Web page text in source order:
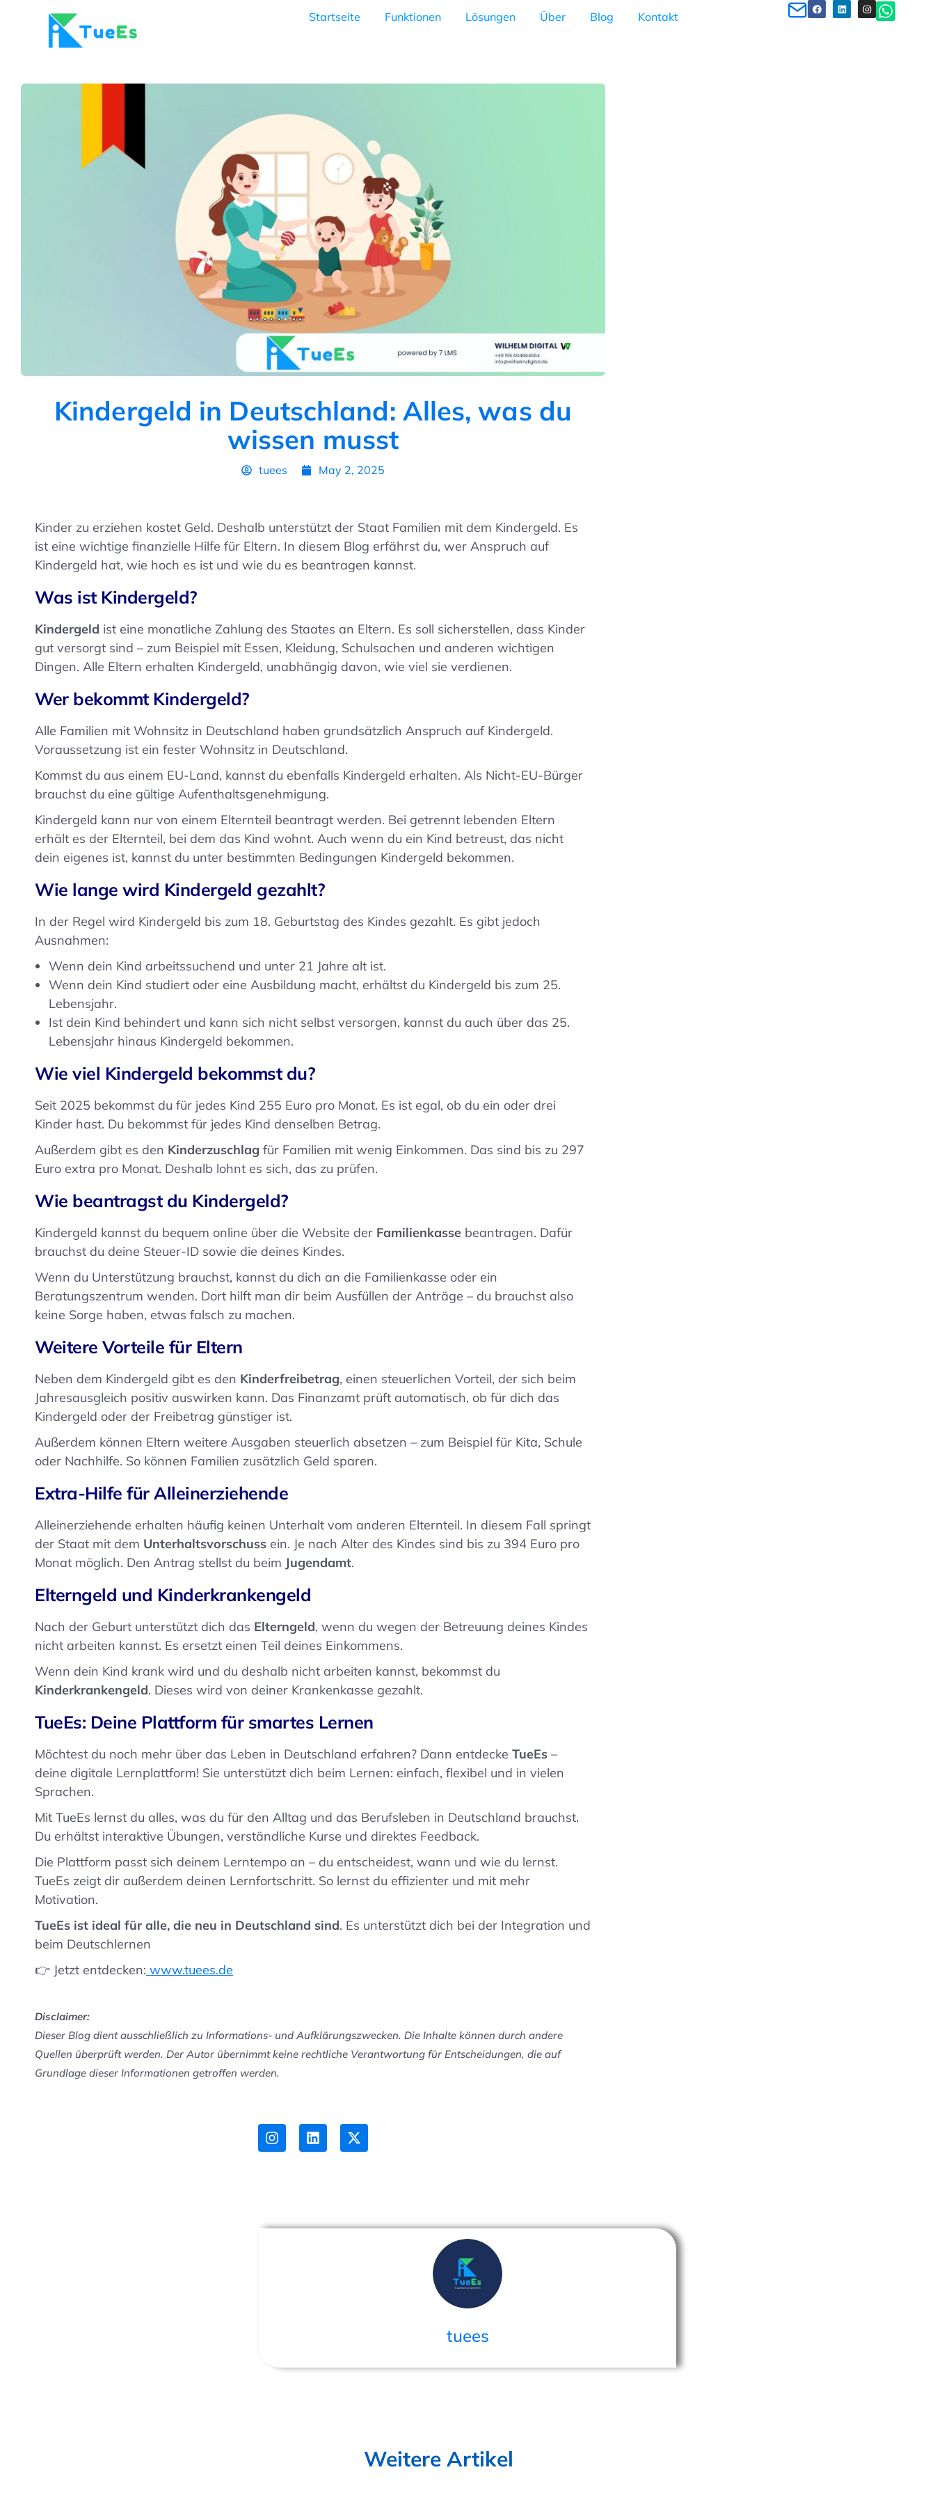
Startseite Funktionen Lösungen Über Blog Kontakt
Kindergeld in Deutschland: Alles, was du
wissen musst
tuees May 2, 2025
Kinder zu erziehen kostet Geld. Deshalb unterstützt der Staat Familien mit dem Kindergeld. Es
ist eine wichtige finanzielle Hilfe für Eltern. In diesem Blog erfährst du, wer Anspruch auf
Kindergeld hat, wie hoch es ist und wie du es beantragen kannst.
Was ist Kindergeld?
Kindergeld ist eine monatliche Zahlung des Staates an Eltern. Es soll sicherstellen, dass Kinder
gut versorgt sind – zum Beispiel mit Essen, Kleidung, Schulsachen und anderen wichtigen
Dingen. Alle Eltern erhalten Kindergeld, unabhängig davon, wie viel sie verdienen.
Wer bekommt Kindergeld?
Alle Familien mit Wohnsitz in Deutschland haben grundsätzlich Anspruch auf Kindergeld.
Voraussetzung ist ein fester Wohnsitz in Deutschland.
Kommst du aus einem EU-Land, kannst du ebenfalls Kindergeld erhalten. Als Nicht-EU-Bürger
brauchst du eine gültige Aufenthaltsgenehmigung.
Kindergeld kann nur von einem Elternteil beantragt werden. Bei getrennt lebenden Eltern
erhält es der Elternteil, bei dem das Kind wohnt. Auch wenn du ein Kind betreust, das nicht
dein eigenes ist, kannst du unter bestimmten Bedingungen Kindergeld bekommen.
Wie lange wird Kindergeld gezahlt?
In der Regel wird Kindergeld bis zum 18. Geburtstag des Kindes gezahlt. Es gibt jedoch
Ausnahmen:
Wenn dein Kind arbeitssuchend und unter 21 Jahre alt ist.
Wenn dein Kind studiert oder eine Ausbildung macht, erhältst du Kindergeld bis zum 25.
Lebensjahr.
Ist dein Kind behindert und kann sich nicht selbst versorgen, kannst du auch über das 25.
Lebensjahr hinaus Kindergeld bekommen.
Wie viel Kindergeld bekommst du?
Seit 2025 bekommst du für jedes Kind 255 Euro pro Monat. Es ist egal, ob du ein oder drei
Kinder hast. Du bekommst für jedes Kind denselben Betrag.
Außerdem gibt es den Kinderzuschlag für Familien mit wenig Einkommen. Das sind bis zu 297
Euro extra pro Monat. Deshalb lohnt es sich, das zu prüfen.
Wie beantragst du Kindergeld?
Kindergeld kannst du bequem online über die Website der Familienkasse beantragen. Dafür
brauchst du deine Steuer-ID sowie die deines Kindes.
Wenn du Unterstützung brauchst, kannst du dich an die Familienkasse oder ein
Beratungszentrum wenden. Dort hilft man dir beim Ausfüllen der Anträge – du brauchst also
keine Sorge haben, etwas falsch zu machen.
Weitere Vorteile für Eltern
Neben dem Kindergeld gibt es den Kinderfreibetrag, einen steuerlichen Vorteil, der sich beim
Jahresausgleich positiv auswirken kann. Das Finanzamt prüft automatisch, ob für dich das
Kindergeld oder der Freibetrag günstiger ist.
Außerdem können Eltern weitere Ausgaben steuerlich absetzen – zum Beispiel für Kita, Schule
oder Nachhilfe. So können Familien zusätzlich Geld sparen.
Extra-Hilfe für Alleinerziehende
Alleinerziehende erhalten häufig keinen Unterhalt vom anderen Elternteil. In diesem Fall springt
der Staat mit dem Unterhaltsvorschuss ein. Je nach Alter des Kindes sind bis zu 394 Euro pro
Monat möglich. Den Antrag stellst du beim Jugendamt.
Elterngeld und Kinderkrankengeld
Nach der Geburt unterstützt dich das Elterngeld, wenn du wegen der Betreuung deines Kindes
nicht arbeiten kannst. Es ersetzt einen Teil deines Einkommens.
Wenn dein Kind krank wird und du deshalb nicht arbeiten kannst, bekommst du
Kinderkrankengeld. Dieses wird von deiner Krankenkasse gezahlt.
TueEs: Deine Plattform für smartes Lernen
Möchtest du noch mehr über das Leben in Deutschland erfahren? Dann entdecke TueEs –
deine digitale Lernplattform! Sie unterstützt dich beim Lernen: einfach, flexibel und in vielen
Sprachen.
Mit TueEs lernst du alles, was du für den Alltag und das Berufsleben in Deutschland brauchst.
Du erhältst interaktive Übungen, verständliche Kurse und direktes Feedback.
Die Plattform passt sich deinem Lerntempo an – du entscheidest, wann und wie du lernst.
TueEs zeigt dir außerdem deinen Lernfortschritt. So lernst du effizienter und mit mehr
Motivation.
TueEs ist ideal für alle, die neu in Deutschland sind. Es unterstützt dich bei der Integration und
beim Deutschlernen
👉 Jetzt entdecken: www.tuees.de
Disclaimer:
Dieser Blog dient ausschließlich zu Informations- und Aufklärungszwecken. Die Inhalte können durch andere
Quellen überprüft werden. Der Autor übernimmt keine rechtliche Verantwortung für Entscheidungen, die auf
Grundlage dieser Informationen getroffen werden.
tuees
Weitere Artikel